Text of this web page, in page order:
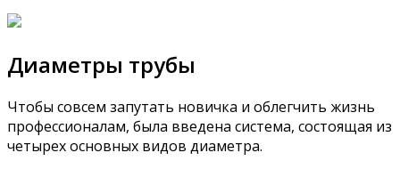
Диаметры трубы
Чтобы совсем запутать новичка и облегчить жизнь
профессионалам, была введена система, состоящая из
четырех основных видов диаметра.